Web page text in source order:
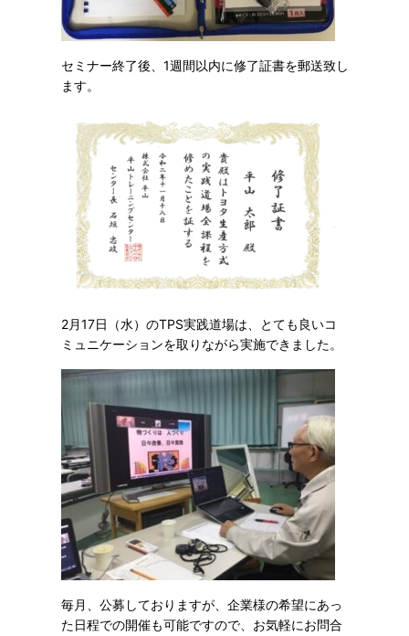
セミナー終了後、1週間以内に修了証書を郵送致し
ます。
2月17日（水）のTPS実践道場は、とても良いコ
ミュニケーションを取りながら実施できました。
毎月、公募しておりますが、企業様の希望にあっ
た日程での開催も可能ですので、お気軽にお問合